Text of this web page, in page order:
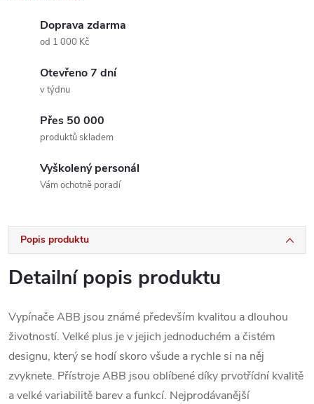
Doprava zdarma
od 1 000 Kč
Otevřeno 7 dní
v týdnu
Přes 50 000
produktů skladem
Vyškolený personál
Vám ochotně poradí
Popis produktu
Detailní popis produktu
Vypínače ABB jsou známé především kvalitou a dlouhou
životností. Velké plus je v jejich jednoduchém a čistém
designu, který se hodí skoro všude a rychle si na něj
zvyknete. Přístroje ABB jsou oblíbené díky prvotřídní kvalitě
a velké variabilitě barev a funkcí. Nejprodávanější